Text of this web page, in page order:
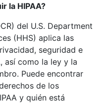
la HIPAA?
del U.S. Department
(HHS) aplica las
seguridad e
así como la ley y la
Puede encontrar
de los
y quién está